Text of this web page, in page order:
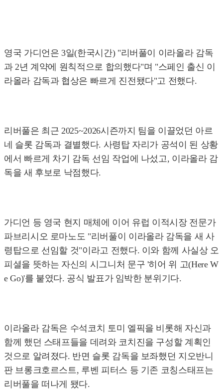
영국 가디언은 3일(한국시간) "리버풀이 이라올라 감독
과 2년 계약에 원칙적으로 합의했다"며 "스페인 출신 이
라올라 감독과 협상은 빠르게 진전됐다"고 전했다.
리버풀은 최근 2025~2026시즌까지 팀을 이끌었던 아르
네 슬롯 감독과 결별했다. 사령탑 자리가 공석이 된 상황
에서 빠르게 차기 감독 선임 작업에 나섰고, 이라올라 감
독을 새 후보로 낙점했다.
가디언 등 영국 현지 매체에 이어 유럽 이적시장 전문가
파브리시오 로마노도 "리버풀이 이라올라 감독을 새 사
령탑으로 선임할 것"이라고 전했다. 이와 함께 사실상 오
피셜을 뜻하는 자신의 시그니처 문구 '히어 위 고(Here W
e Go)'를 붙였다. 공식 발표가 임박한 분위기다.
이라올라 감독은 수석코치 토미 엘픽을 비롯해 자신과
함께 했던 스태프들을 데려와 코치진을 구성할 계획인
것으로 알려졌다. 반면 슬롯 감독을 보좌했던 지오반니
판 브롱크호르스트, 루벤 피터스 등 기존 코칭스태프는
리버풀을 떠나게 됐다.